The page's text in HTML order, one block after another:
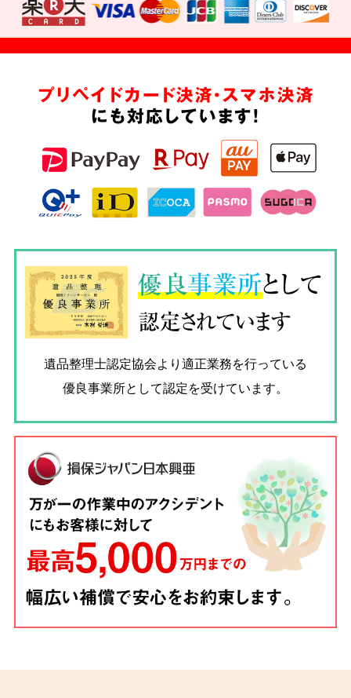
プリペイドカード決済・スマホ決済
にも対応しています!
優良事業所として
認定されています
遺品整理士認定協会より適正業務を行っている
優良事業所として認定を受けています。